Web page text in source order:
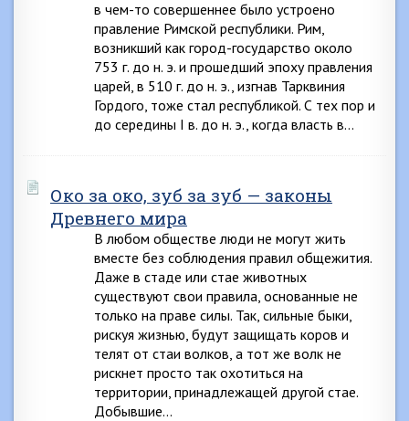
в чем-то совершеннее было устроено
правление Римской республики. Рим,
возникший как город-государство около
753 г. до н. э. и прошедший эпоху правления
царей, в 510 г. до н. э., изгнав Тарквиния
Гордого, тоже стал республикой. С тех пор и
до середины I в. до н. э., когда власть в…
Око за око, зуб за зуб — законы
Древнего мира
В любом обществе люди не могут жить
вместе без соблюдения правил общежития.
Даже в стаде или стае животных
существуют свои правила, основанные не
только на праве силы. Так, сильные быки,
рискуя жизнью, будут защищать коров и
телят от стаи волков, а тот же волк не
рискнет просто так охотиться на
территории, принадлежащей другой стае.
Добывшие…